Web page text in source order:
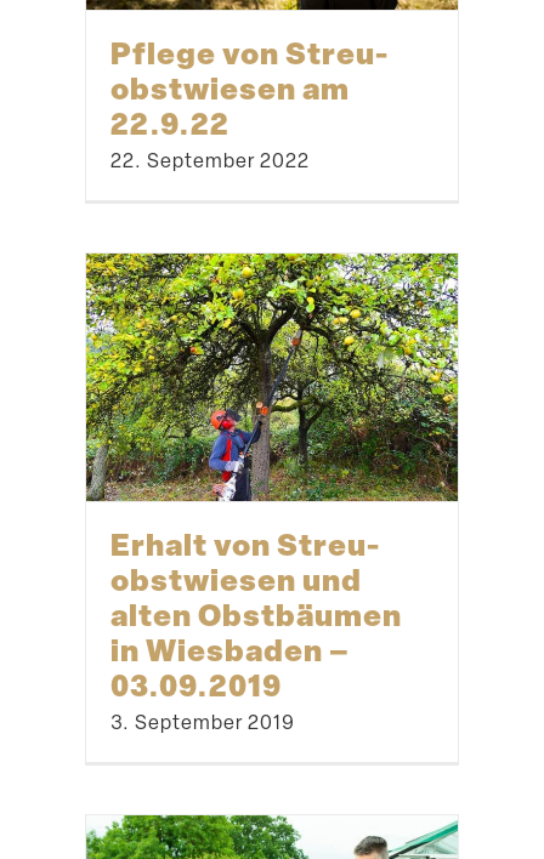
Pflege von Streu­
obst­wiesen am
22.9.22
22. September 2022
Erhalt von Streu­
obst­wiesen und
alten Obstbäumen
in Wiesbaden –
03.09.2019
3. September 2019